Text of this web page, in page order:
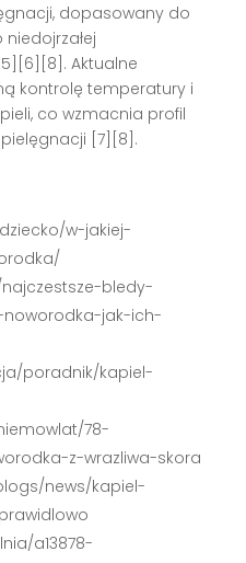
dopasowany do
Aktualne
kontrolę temperatury i
co wzmacnia profil
[7][8].
w-jakiej-
bledy-
jak-ich-
poradnik/kapiel-
78-
z-wrazliwa-skora
news/kapiel-
a13878-